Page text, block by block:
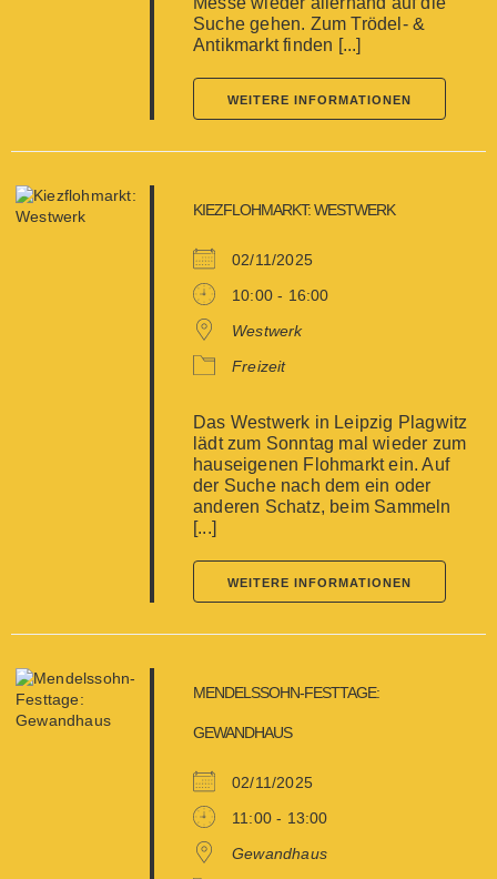
Suche gehen. Zum Trödel- &
Antikmarkt finden [...]
WEITERE INFORMATIONEN
KIEZFLOHMARKT: WESTWERK
02/11/2025
10:00 - 16:00
Westwerk
Freizeit
Das Westwerk in Leipzig Plagwitz
lädt zum Sonntag mal wieder zum
hauseigenen Flohmarkt ein. Auf
der Suche nach dem ein oder
anderen Schatz, beim Sammeln
[...]
WEITERE INFORMATIONEN
MENDELSSOHN-FESTTAGE:
GEWANDHAUS
02/11/2025
11:00 - 13:00
Gewandhaus